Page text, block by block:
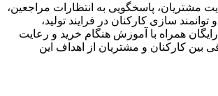
مشتریان، پاسخگویی به انتظارات مراجعین،
سازی کارکنان در فرایند تولید،
همراه با آموزش هنگام خرید و رعایت
بین کارکنان و مشتریان از اهداف این